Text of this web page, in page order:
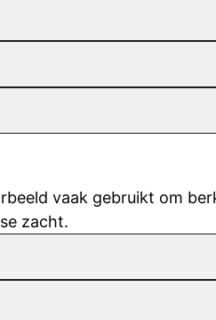
vaak gebruikt om
zacht.